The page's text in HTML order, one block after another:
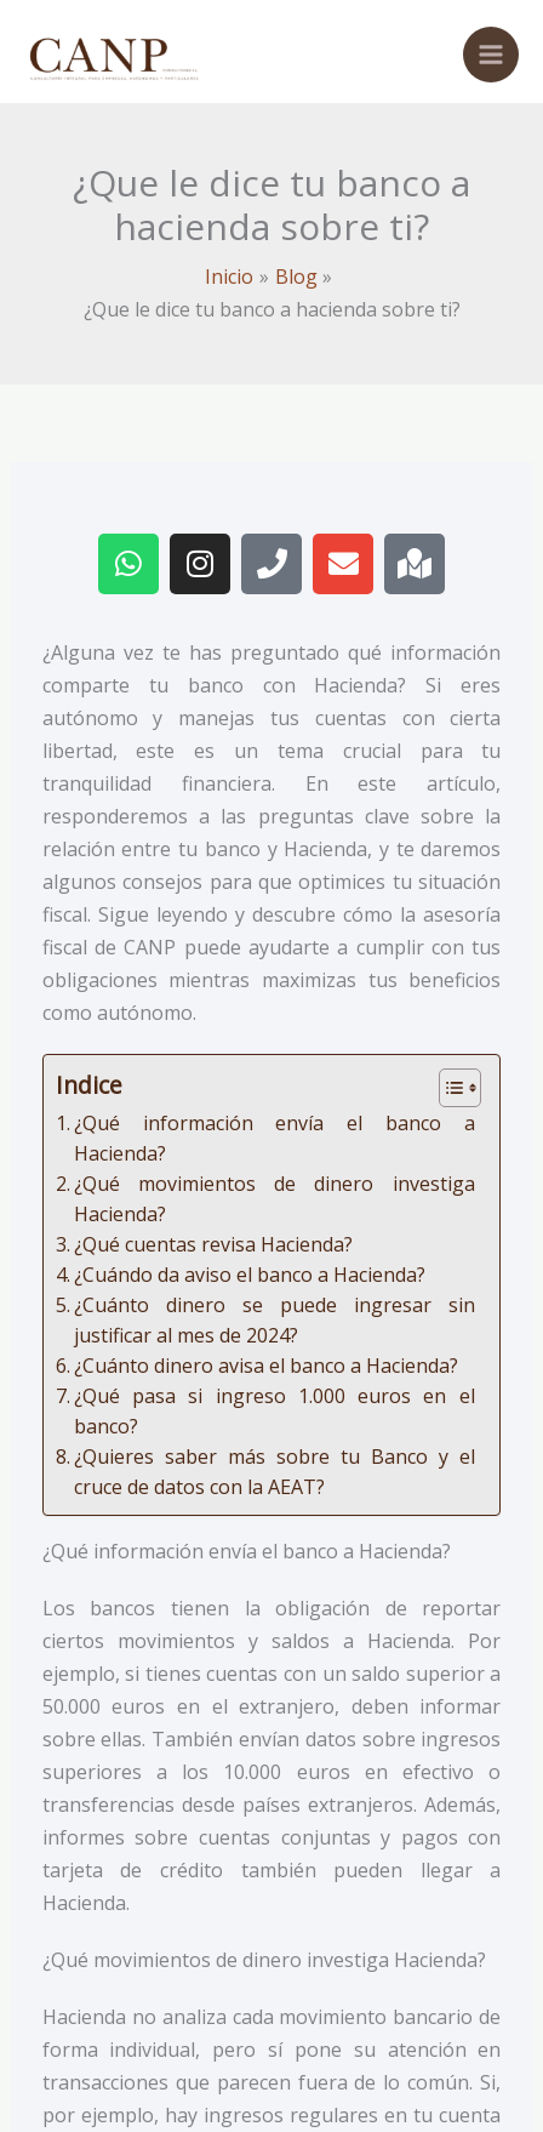
contenido
¿Que le dice tu banco a
hacienda sobre ti?
Inicio
Blog
¿Que le dice tu banco a hacienda sobre ti?
h
a
t
a
p
p
n
s
t
g
r
a
m
h
o
n
n
v
e
o
p
e
a
p
-
m
a
k
e
d
¿Alguna vez te has preguntado qué información
comparte tu banco con Hacienda? Si eres
autónomo y manejas tus cuentas con cierta
libertad, este es un tema crucial para tu
tranquilidad financiera. En este artículo,
responderemos a las preguntas clave sobre la
relación entre tu banco y Hacienda, y te daremos
algunos consejos para que optimices tu situación
fiscal. Sigue leyendo y descubre cómo la asesoría
fiscal de CANP puede ayudarte a cumplir con tus
obligaciones mientras maximizas tus beneficios
como autónomo.
Indice
¿Qué información envía el banco a
Hacienda?
¿Qué movimientos de dinero investiga
Hacienda?
¿Qué cuentas revisa Hacienda?
¿Cuándo da aviso el banco a Hacienda?
¿Cuánto dinero se puede ingresar sin
justificar al mes de 2024?
¿Cuánto dinero avisa el banco a Hacienda?
¿Qué pasa si ingreso 1.000 euros en el
banco?
¿Quieres saber más sobre tu Banco y el
cruce de datos con la AEAT?
¿Qué información envía el banco a Hacienda?
Los bancos tienen la obligación de reportar
ciertos movimientos y saldos a Hacienda. Por
ejemplo, si tienes cuentas con un saldo superior a
50.000 euros en el extranjero, deben informar
sobre ellas. También envían datos sobre ingresos
superiores a los 10.000 euros en efectivo o
transferencias desde países extranjeros. Además,
informes sobre cuentas conjuntas y pagos con
tarjeta de crédito también pueden llegar a
Hacienda.
¿Qué movimientos de dinero investiga Hacienda?
Hacienda no analiza cada movimiento bancario de
forma individual, pero sí pone su atención en
transacciones que parecen fuera de lo común. Si,
por ejemplo, hay ingresos regulares en tu cuenta